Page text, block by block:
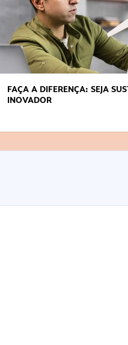
FAÇA A DIFERENÇA: SEJA
INOVADOR